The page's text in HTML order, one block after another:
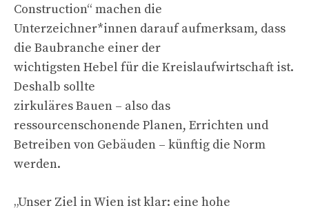
Construction“ machen die
Unterzeichner*innen darauf aufmerksam, dass
die Baubranche einer der
wichtigsten Hebel für die Kreislaufwirtschaft ist.
Deshalb sollte
zirkuläres Bauen – also das
ressourcenschonende Planen, Errichten und
Betreiben von Gebäuden – künftig die Norm
werden.
„Unser Ziel in Wien ist klar: eine hohe